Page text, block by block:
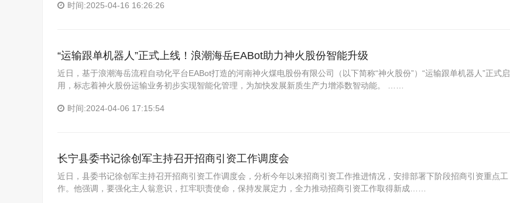
时间:2025-04-16 16:26:26
“运输跟单机器人”正式上线！浪潮海岳EABot助力神火股份智能升级
近日，基于浪潮海岳流程自动化平台EABot打造的河南神火煤电股份有限公司（以下简称“神火股份”）“运输跟单机器人”正式启
用，标志着神火股份运输业务初步实现智能化管理，为加快发展新质生产力增添数智动能。 ……
时间:2024-04-06 17:15:54
长宁县委书记徐创军主持召开招商引资工作调度会
近日，县委书记徐创军主持召开招商引资工作调度会，分析今年以来招商引资工作推进情况，安排部署下阶段招商引资重点工
作。他强调，要强化主人翁意识，扛牢职责使命，保持发展定力，全力推动招商引资工作取得新成……